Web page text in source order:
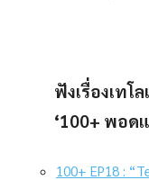
ฟังเรื่องเทโ
‘100+ พอด
100+ EP18 :